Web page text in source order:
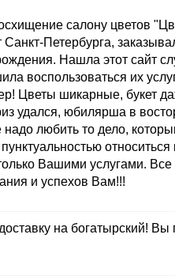
салону цветов
Петербурга,
Нашла этот сайт
воспользоваться их
Цветы шикарные, букет
удался, юбилярша в
любить то дело,
Вашими услугами.
и успехов Вам!!!
на богатырский! Вы